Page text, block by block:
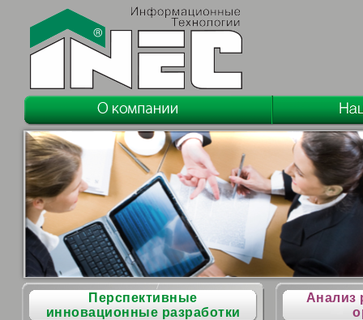
Перспективные
инновационные разработки
Анализ